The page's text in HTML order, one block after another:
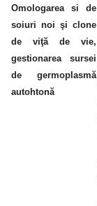
Omologarea si de
soiuri noi şi clone
de viţă de vie,
gestionarea sursei
de germoplasmă
autohtonă